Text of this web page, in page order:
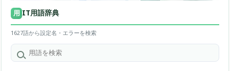
用 IT用語辞典
1627語から設定名・エラーを検索